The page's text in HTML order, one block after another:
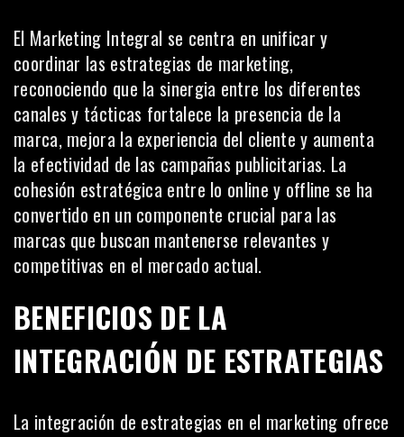
El Marketing Integral se centra en unificar y
coordinar las estrategias de marketing,
reconociendo que la sinergia entre los diferentes
canales y tácticas fortalece la presencia de la
marca, mejora la experiencia del cliente y aumenta
la efectividad de las campañas publicitarias. La
cohesión estratégica entre lo online y offline se ha
convertido en un componente crucial para las
marcas que buscan mantenerse relevantes y
competitivas en el mercado actual.
BENEFICIOS DE LA
INTEGRACIÓN DE ESTRATEGIAS
La integración de estrategias en el marketing ofrece